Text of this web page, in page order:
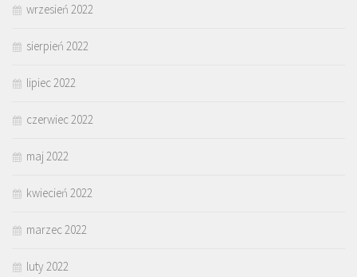
wrzesień 2022
sierpień 2022
lipiec 2022
czerwiec 2022
maj 2022
kwiecień 2022
marzec 2022
luty 2022